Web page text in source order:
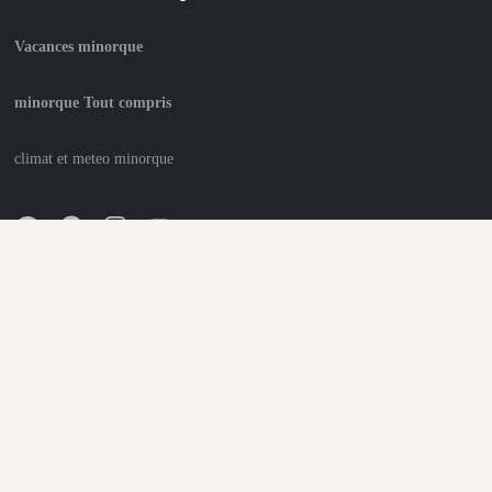
Vacances minorque
minorque Tout compris
climat et meteo minorque